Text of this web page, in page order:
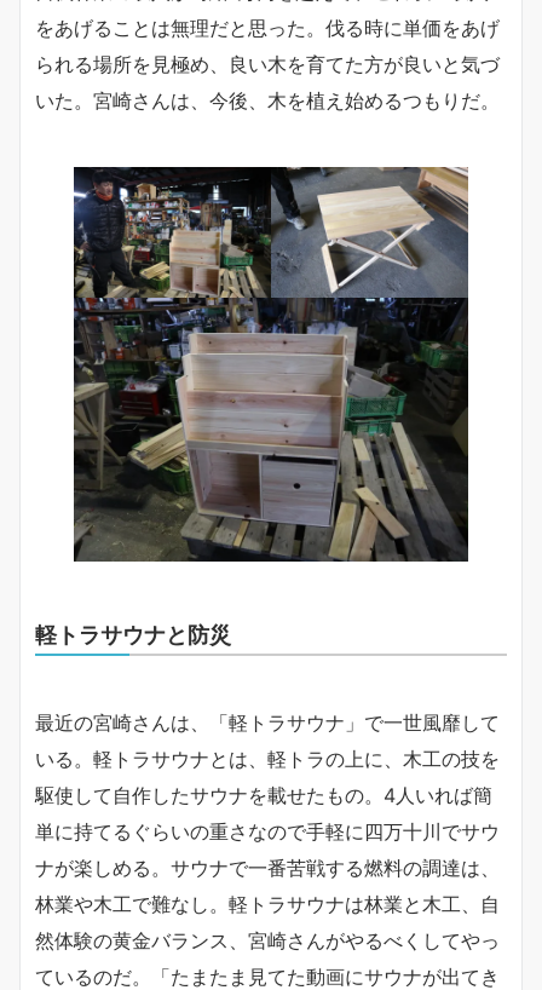
をあげることは無理だと思った。伐る時に単価をあげ
られる場所を見極め、良い木を育てた方が良いと気づ
いた。宮崎さんは、今後、木を植え始めるつもりだ。
軽トラサウナと防災
最近の宮崎さんは、「軽トラサウナ」で一世風靡して
いる。軽トラサウナとは、軽トラの上に、木工の技を
駆使して自作したサウナを載せたもの。4人いれば簡
単に持てるぐらいの重さなので手軽に四万十川でサウ
ナが楽しめる。サウナで一番苦戦する燃料の調達は、
林業や木工で難なし。軽トラサウナは林業と木工、自
然体験の黄金バランス、宮崎さんがやるべくしてやっ
ているのだ。「たまたま見てた動画にサウナが出てき